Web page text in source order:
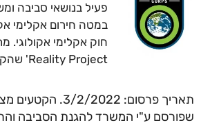
פעיל בנושאי סביבה
במטה חירום אקלימי
Reality Project' שהקים אל גור.
תאריך פרסום: 3/2/
שפורסם ע"י המשרד להגנת הסביבה